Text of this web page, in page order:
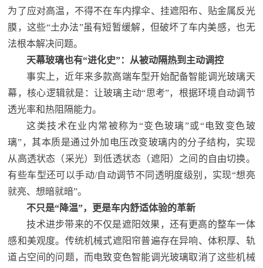
为了应对高温，不得不在车内撑伞、挂遮阳布、贴金属反光
膜，这些“土办法”虽有短暂缓解，但破坏了车内美感，也无
法根本解决问题。
天幕玻璃也有“进化史”：从被动隔热到主动调控
事实上，近年来多款高端车型开始配备智能调光玻璃天
幕，核心逻辑就是：让玻璃主动“思考”，根据环境自动调节
透光率和热阻隔能力。
这类技术在业内常被称为“变色玻璃”或“电致变色玻
璃”，其本质是通过外加电压改变玻璃内的分子结构，实现
从高透状态（采光）到低透状态（遮阳）之间的自由切换。
有些车型还可以手动/自动调节不同透明度级别，实现“想亮
就亮、想暗就暗”。
不只是“降温”，更是车内舒适体验的革新
技术进步带来的不仅是遮阳效果，还有更高的整车一体
感和美观度。传统机械式遮阳帘普遍存在异响、体积厚、轨
道占空间的问题，而电致变色智能调光玻璃取消了这些机械